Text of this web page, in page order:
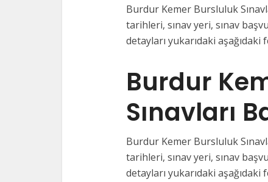
Burdur Kemer Bursluluk
tarihleri, sınav yeri, sınav
detayları yukarıdaki
Burdur
Sınavları
Burdur Kemer Bursluluk
tarihleri, sınav yeri, sınav
detayları yukarıdaki